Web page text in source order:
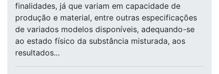
finalidades, já que variam em capacidade de
produção e material, entre outras especificações
de variados modelos disponíveis, adequando-se
ao estado físico da substância misturada, aos
resultados...